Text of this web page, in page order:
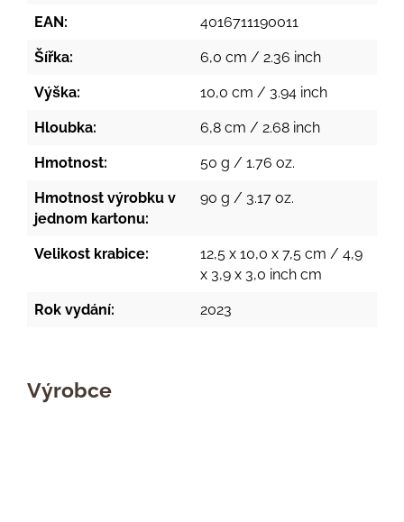
EAN: 4016711190011
Šířka: 6,0 cm / 2.36 inch
Výška: 10,0 cm / 3.94 inch
Hloubka: 6,8 cm / 2.68 inch
Hmotnost: 50 g / 1.76 oz.
Hmotnost výrobku v
jednom kartonu:
90 g / 3.17 oz.
Velikost krabice:
12,5 x 10,0 x 7,5 cm / 4,9
x 3,9 x 3,0 inch cm
Rok vydání: 2023
Výrobce